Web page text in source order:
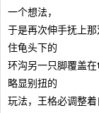
一个想法，
于是再次伸手抚上
住龟头下的
环沟另一只脚覆盖
略显别扭的
玩法，王格必调整